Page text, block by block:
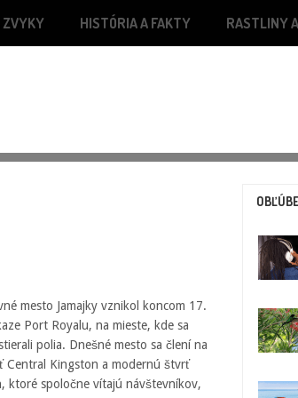
ZVYKY HISTÓRIA A FAKTY RASTLINY
mesto Jamajky vznikol koncom 17.
Port Royalu, na mieste, kde sa
polia. Dnešné mesto sa člení na
Central Kingston a modernú štvrť
ktoré spoločne vítajú návštevníkov,